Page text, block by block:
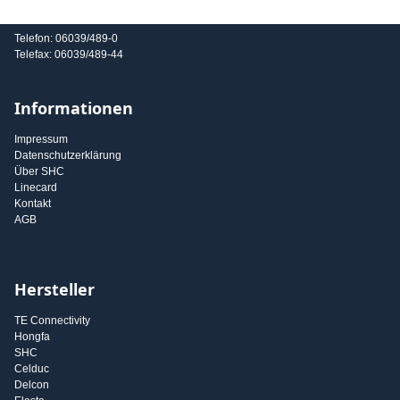
Telefon: 06039/489-0
Telefax: 06039/489-44
Informationen
Impressum
Datenschutzerklärung
Über SHC
Linecard
Kontakt
AGB
Hersteller
TE Connectivity
Hongfa
SHC
Celduc
Delcon